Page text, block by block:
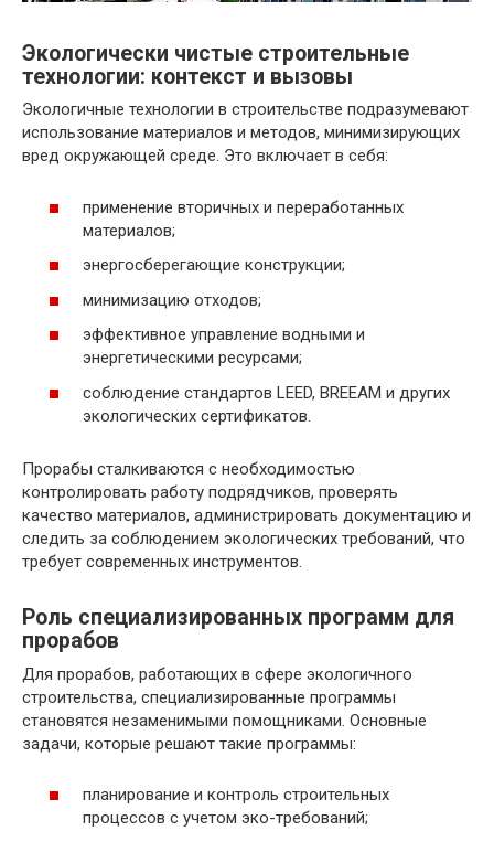
Экологически чистые строительные
технологии: контекст и вызовы
Экологичные технологии в строительстве подразумевают
использование материалов и методов, минимизирующих
вред окружающей среде. Это включает в себя:
применение вторичных и переработанных
материалов;
энергосберегающие конструкции;
минимизацию отходов;
эффективное управление водными и
энергетическими ресурсами;
соблюдение стандартов LEED, BREEAM и других
экологических сертификатов.
Прорабы сталкиваются с необходимостью
контролировать работу подрядчиков, проверять
качество материалов, администрировать документацию и
следить за соблюдением экологических требований, что
требует современных инструментов.
Роль специализированных программ для
прорабов
Для прорабов, работающих в сфере экологичного
строительства, специализированные программы
становятся незаменимыми помощниками. Основные
задачи, которые решают такие программы:
планирование и контроль строительных
процессов с учетом эко-требований;